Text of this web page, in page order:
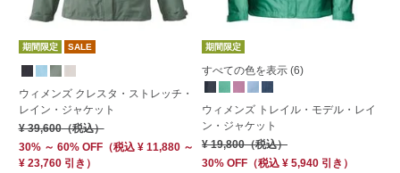
期間限定 SALE
ウィメンズ クレスタ・ストレッチ・
レイン・ジャケット
¥ 39,600（税込）
30% ～ 60% OFF（税込 ¥ 11,880 ～
¥ 23,760 引き）
期間限定
すべての色を表示 (6)
ウィメンズ トレイル・モデル・レイ
ン・ジャケット
¥ 19,800（税込）
30% OFF （税込 ¥ 5,940 引き）